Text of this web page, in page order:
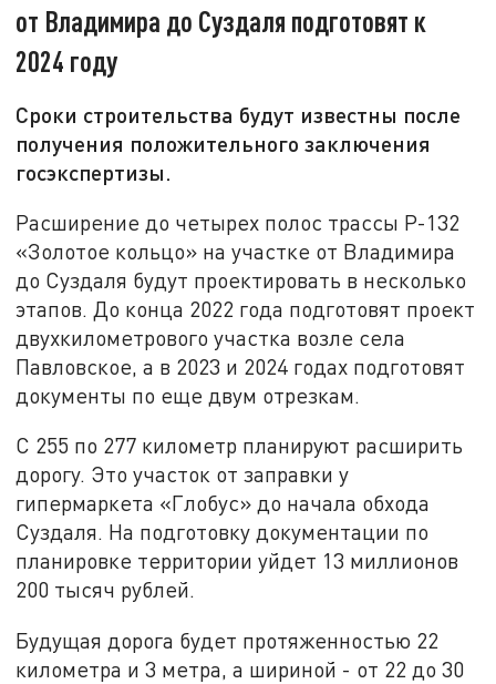
от Владимира до Суздаля подготовят к
2024 году
Сроки строительства будут известны после
получения положительного заключения
госэкспертизы.
Расширение до четырех полос трассы Р-132
«Золотое кольцо» на участке от Владимира
до Суздаля будут проектировать в несколько
этапов. До конца 2022 года подготовят проект
двухкилометрового участка возле села
Павловское, а в 2023 и 2024 годах подготовят
документы по еще двум отрезкам.
С 255 по 277 километр планируют расширить
дорогу. Это участок от заправки у
гипермаркета «Глобус» до начала обхода
Суздаля. На подготовку документации по
планировке территории уйдет 13 миллионов
200 тысяч рублей.
Будущая дорога будет протяженностью 22
километра и 3 метра, а шириной - от 22 до 30